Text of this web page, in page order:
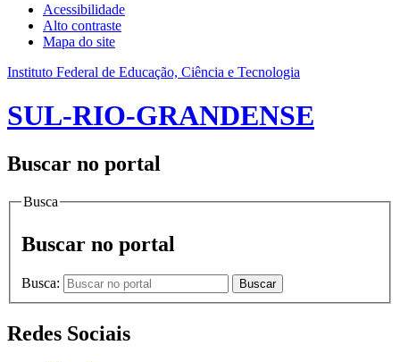
Acessibilidade
Alto contraste
Mapa do site
Instituto Federal de Educação, Ciência e Tecnologia
SUL-RIO-GRANDENSE
Buscar no portal
Busca
Buscar no portal
Busca: Buscar
Redes Sociais